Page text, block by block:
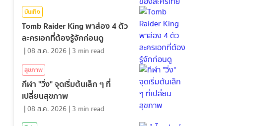
บันเทิง
Tomb Raider King พาส่อง 4 ตัว
ละครเอกที่ต้องรู้จักก่อนดู
|08 ส.ค. 2026 | 3 min read
สุขภาพ
กีฬา "วิ่ง" จุดเริ่มต้นเล็ก ๆ ที่
เปลี่ยนสุขภาพ
|08 ส.ค. 2026 | 3 min read